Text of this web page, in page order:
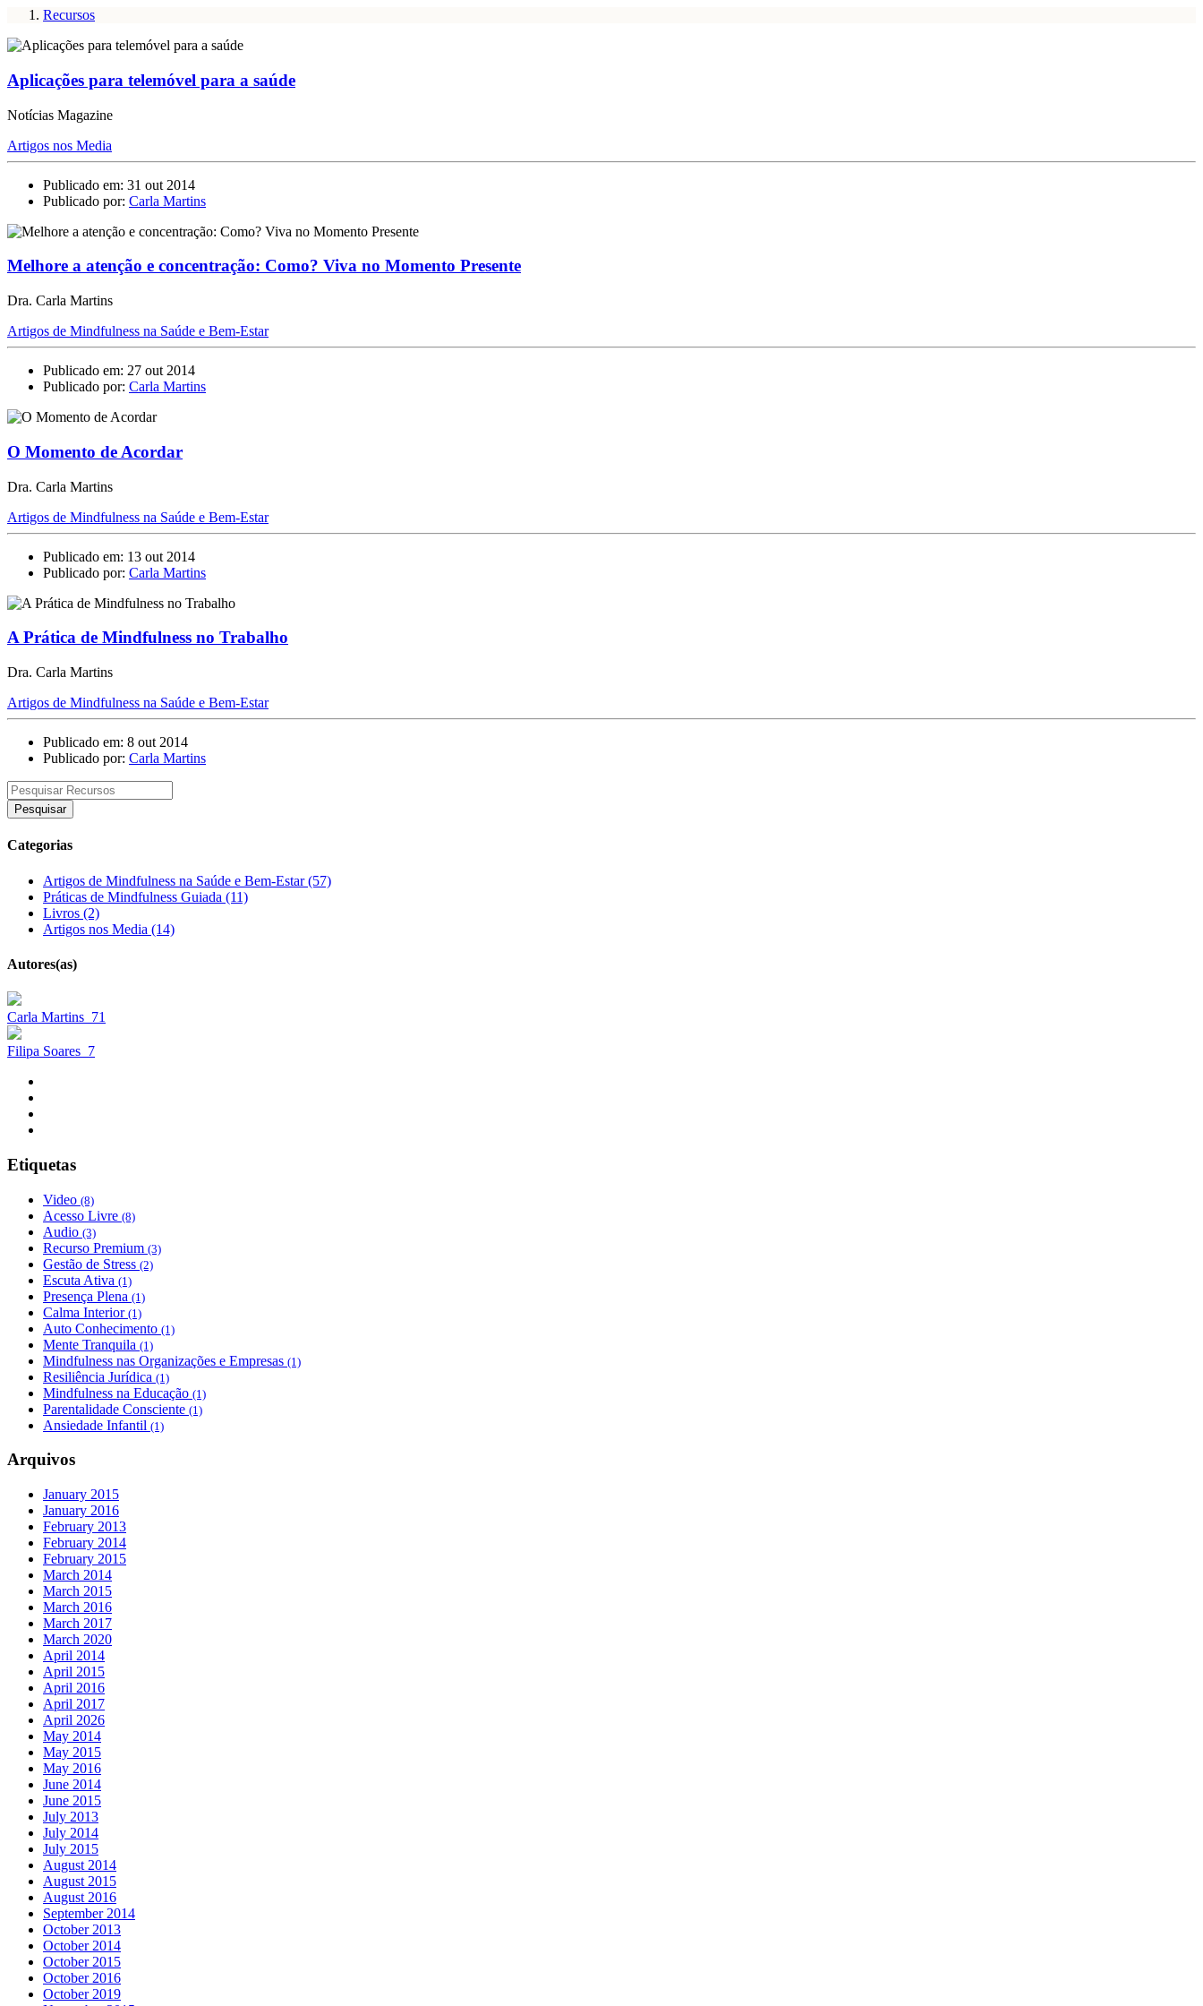
Recursos
Aplicações para telemóvel para a saúde
Notícias Magazine
Artigos nos Media
Publicado em: 31 out 2014
Publicado por: Carla Martins
Melhore a atenção e concentração: Como? Viva no Momento Presente
Dra. Carla Martins
Artigos de Mindfulness na Saúde e Bem-Estar
Publicado em: 27 out 2014
Publicado por: Carla Martins
O Momento de Acordar
Dra. Carla Martins
Artigos de Mindfulness na Saúde e Bem-Estar
Publicado em: 13 out 2014
Publicado por: Carla Martins
A Prática de Mindfulness no Trabalho
Dra. Carla Martins
Artigos de Mindfulness na Saúde e Bem-Estar
Publicado em: 8 out 2014
Publicado por: Carla Martins
Pesquisar
Categorias
Artigos de Mindfulness na Saúde e Bem-Estar (57)
Práticas de Mindfulness Guiada (11)
Livros (2)
Artigos nos Media (14)
Autores(as)
Carla Martins 71
Filipa Soares 7
Etiquetas
Video (8)
Acesso Livre (8)
Audio (3)
Recurso Premium (3)
Gestão de Stress (2)
Escuta Ativa (1)
Presença Plena (1)
Calma Interior (1)
Auto Conhecimento (1)
Mente Tranquila (1)
Mindfulness nas Organizações e Empresas (1)
Resiliência Jurídica (1)
Mindfulness na Educação (1)
Parentalidade Consciente (1)
Ansiedade Infantil (1)
Arquivos
January 2015
January 2016
February 2013
February 2014
February 2015
March 2014
March 2015
March 2016
March 2017
March 2020
April 2014
April 2015
April 2016
April 2017
April 2026
May 2014
May 2015
May 2016
June 2014
June 2015
July 2013
July 2014
July 2015
August 2014
August 2015
August 2016
September 2014
October 2013
October 2014
October 2015
October 2016
October 2019